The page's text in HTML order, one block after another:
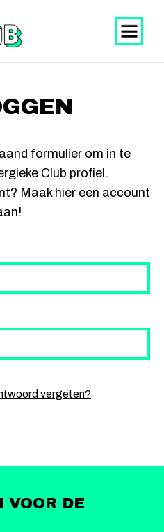
formulier om in te
Club profiel.
Maak hiereen account
vergeten?
VOOR DE